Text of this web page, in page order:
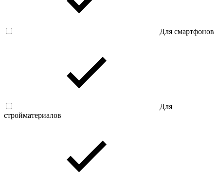
Для смартфонов
Для
стройматериалов